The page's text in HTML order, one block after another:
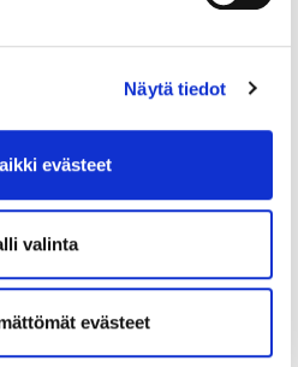
Näytä tiedot
evästeet
valinta
evästeet
alueen ja sen
vuoteen 2050 saakka.
tarvitsee
– nyt
perustuva
että kävijämäärät eivät